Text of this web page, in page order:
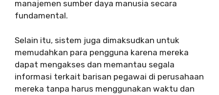
manajemen sumber daya manusia secara
fundamental.
Selain itu, sistem juga dimaksudkan untuk
memudahkan para pengguna karena mereka
dapat mengakses dan memantau segala
informasi terkait barisan pegawai di perusahaan
mereka tanpa harus menggunakan waktu dan